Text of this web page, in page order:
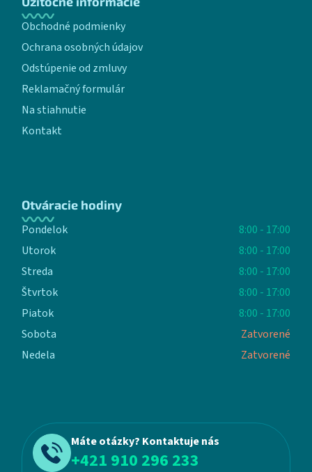
Obchodné podmienky
Ochrana osobných údajov
Odstúpenie od zmluvy
Reklamačný formulár
Na stiahnutie
Kontakt
Otváracie hodiny
Pondelok
8:00 - 17:00
Utorok
8:00 - 17:00
Streda
8:00 - 17:00
Štvrtok
8:00 - 17:00
Piatok
8:00 - 17:00
Sobota
Zatvorené
Nedela
Zatvorené
Máte otázky? Kontaktuje nás
+421 910 296 233